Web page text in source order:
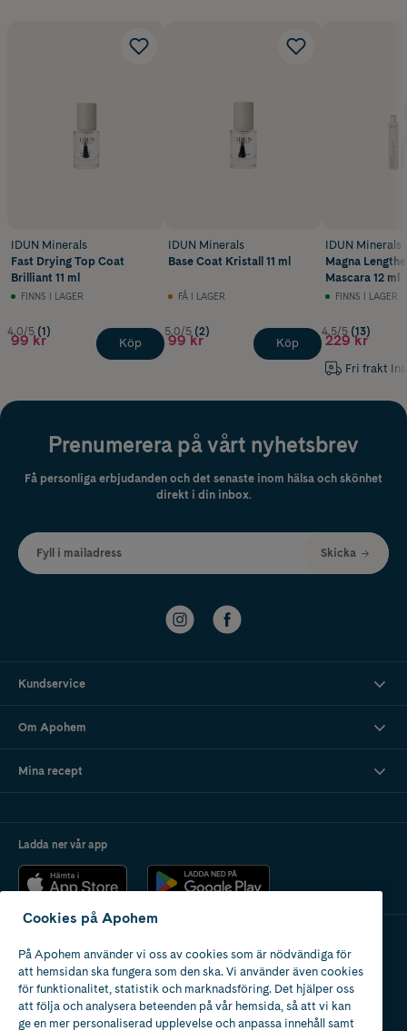
IDUN Minerals
Fast Drying Top Coat
Brilliant 11 ml
FINNS I LAGER
4.0/5 (1)
99 kr Köp
IDUN Minerals
Base Coat Kristall 11 ml
FÅ I LAGER
5.0/5 (2)
99 kr Köp
IDUN Minerals
Magna
Mascara 12 ml
FINNS I LAGER
4.5/5 (13)
229 kr
Fri frakt
Prenumerera på vårt nyhetsbrev
Få personliga erbjudanden och det senaste inom hälsa och skönhet
direkt i din inbox.
Fyll i mailadress Skicka
Kundservice
Om Apohem
Mina recept
Ladda ner vår app
Apotek med tillstånd
av Läkemedelsverket
Cookies på Apohem
På Apohem använder vi oss av cookies som är nödvändiga för
att hemsidan ska fungera som den ska. Vi använder även cookies
för funktionalitet, statistik och marknadsföring. Det hjälper oss
att följa och analysera beteenden på vår hemsida, så att vi kan
ge en mer personaliserad upplevelse och anpassa innehåll samt